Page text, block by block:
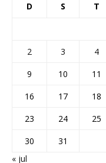
D S T
2
3 4
9
10 11
16
17 18
23
24 25
30
31
« jul